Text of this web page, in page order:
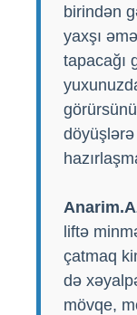
birindən
yaxşı
tapacağı
liftə
çatmaq
də
mövqe,